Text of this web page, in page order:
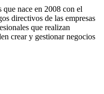
que nace en 2008 con el
directivos de las empresas
que realizan
crear y gestionar negocios